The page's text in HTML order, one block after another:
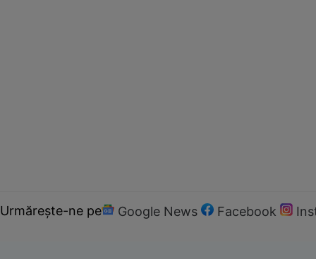
Urmărește-ne pe Google News Facebook